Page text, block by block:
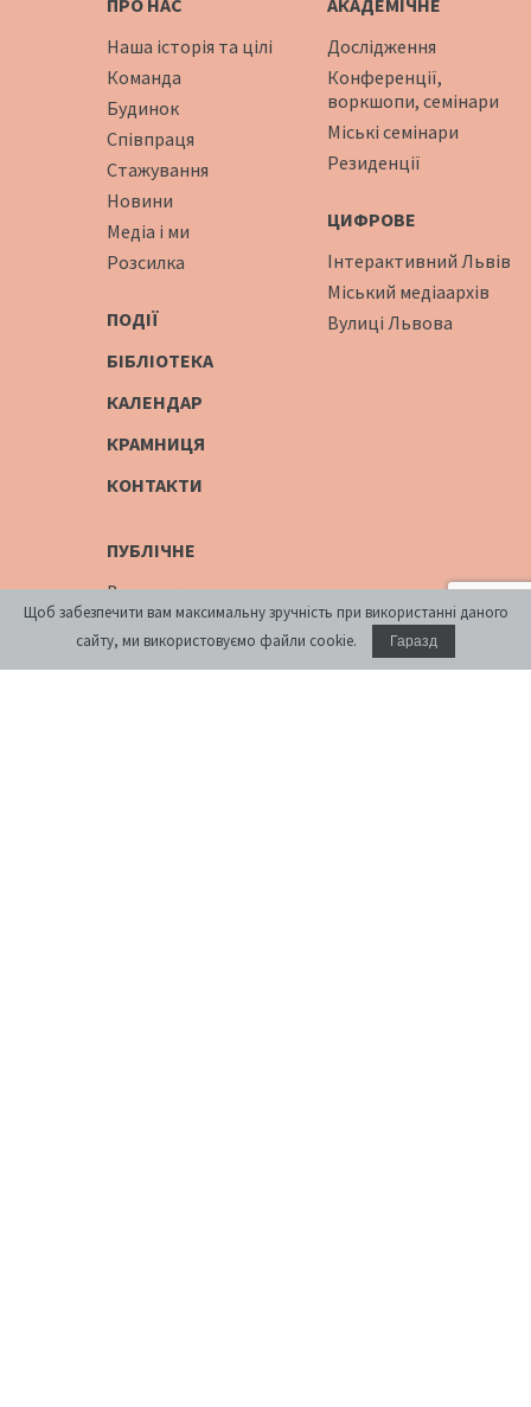
Наша історія та цілі
Команда
Будинок
Співпраця
Стажування
Новини
Медіа і ми
Розсилка
ПОДІЇ
БІБЛІОТЕКА
КАЛЕНДАР
КРАМНИЦЯ
КОНТАКТИ
Дослідження
Конференції,
воркшопи, семінари
Міські семінари
Резиденції
ЦИФРОВЕ
Інтерактивний Львів
Міський медіаархів
Вулиці Львова
ПУБЛІЧНЕ
Виставки
Дискусійні програми
[розархівування]
Щоб забезпечити вам максимальну зручність при використанні даного
сайту, ми використовуємо файли cookie.
Гаразд